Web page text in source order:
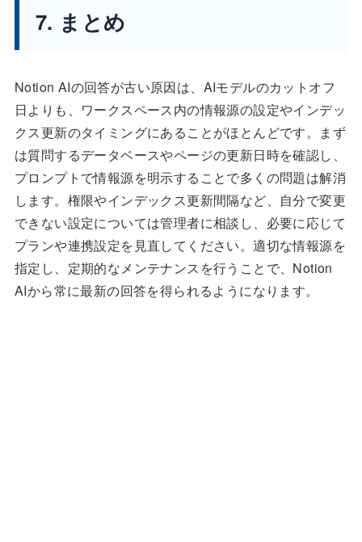
7. まとめ
Notion AIの回答が古い原因は、AIモデルのカットオフ
日よりも、ワークスペース内の情報源の設定やインデッ
クス更新のタイミングにあることがほとんどです。まず
は質問するデータベースやページの更新日時を確認し、
プロンプトで情報源を明示することで多くの問題は解消
します。権限やインデックス更新間隔など、自分で変更
できない設定については管理者に相談し、必要に応じて
プランや連携設定を見直してください。適切な情報源を
指定し、定期的なメンテナンスを行うことで、Notion
AIから常に最新の回答を得られるようになります。